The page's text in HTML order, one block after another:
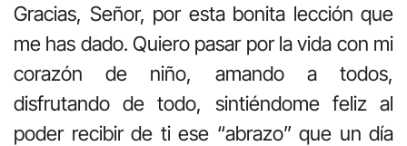
Gracias, Señor, por esta bonita lección que
me has dado. Quiero pasar por la vida con mi
corazón de niño, amando a todos,
disfrutando de todo, sintiéndome feliz al
poder recibir de ti ese “abrazo” que un día